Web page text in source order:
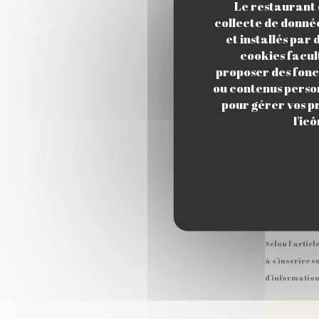
Le restaurant
collecte de
et installés par
cookies
proposer des
ou contenus
pour gérer vos
Selon
à s'inscrire